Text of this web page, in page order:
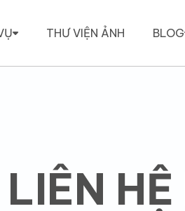
THƯ VIỆN ẢNH BLOG
LIÊN HỆ